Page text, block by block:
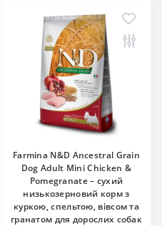
Farmina N&D Ancestral Grain
Dog Adult Mini Chicken &
Pomegranate – сухий
низькозерновий корм з
куркою, спельтою, вівсом та
гранатом для дорослих собак